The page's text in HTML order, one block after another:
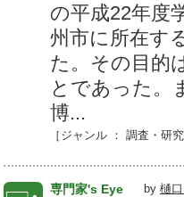
の平成22年度
州市に所在す
た。その目的
とであった。
博...
［ジャンル ： 調査・研究
専門家's Eye by 樋